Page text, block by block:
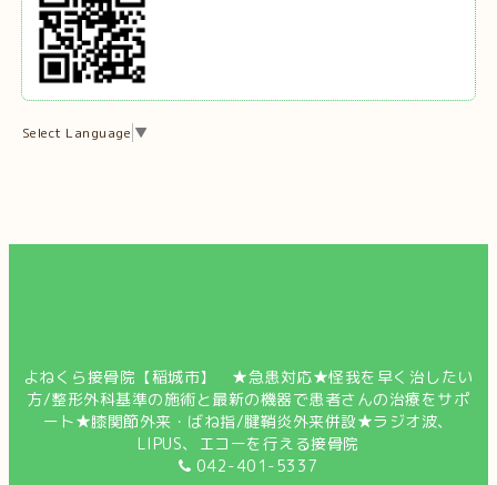
Select Language ▼
よねくら接骨院【稲城市】 ★急患対応★怪我を早く治したい
方/整形外科基準の施術と最新の機器で患者さんの治療をサポ
ート★膝関節外来・ばね指/腱鞘炎外来併設★ラジオ波、
LIPUS、エコーを行える接骨院
042-401-5337